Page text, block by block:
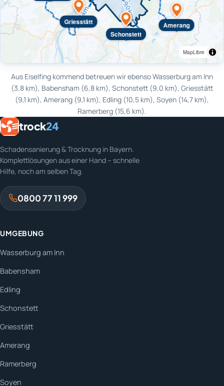
Schonstett
Griesstätt Amerang
MapLibre
Aus Eiselfing kommend betreuen wir ebenso Wasserburg am Inn
(3,8 km), Babensham (6,8 km), Schonstett (9,0 km), Griesstätt
(9,1 km), Amerang (9,1 km), Edling (10,5 km), Soyen (14,7 km),
Ramerberg (15,6 km).
trock24
Schadensanierung & Trocknung in Bayern.
Komplettlösungen aus einer Hand – schnelle
Hilfe, noch am selben Tag.
0800 77 11 999
UMGEBUNG
Wasserburg am Inn
Babensham
Edling
Schonstett
Griesstätt
Amerang
Ramerberg
Soyen